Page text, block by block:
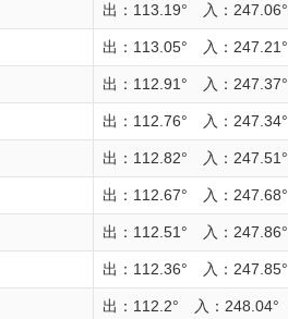
出：113.19° 入：247.06°
出：113.05° 入：247.21°
出：112.91° 入：247.37°
出：112.76° 入：247.34°
出：112.82° 入：247.51°
出：112.67° 入：247.68°
出：112.51° 入：247.86°
出：112.36° 入：247.85°
出：112.2° 入：248.04°